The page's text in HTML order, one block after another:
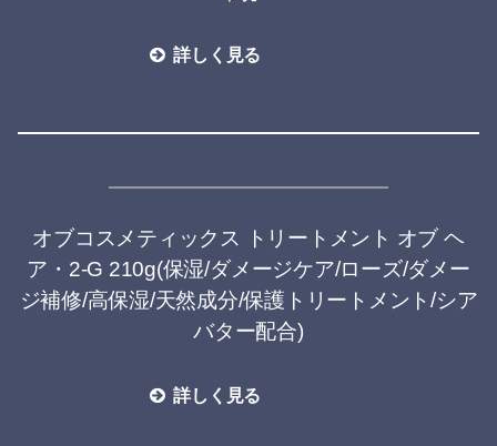
詳しく見る
オブコスメティックス トリートメント オブ ヘ
ア・2-G 210g(保湿/ダメージケア/ローズ/ダメー
ジ補修/高保湿/天然成分/保護トリートメント/シア
バター配合)
詳しく見る